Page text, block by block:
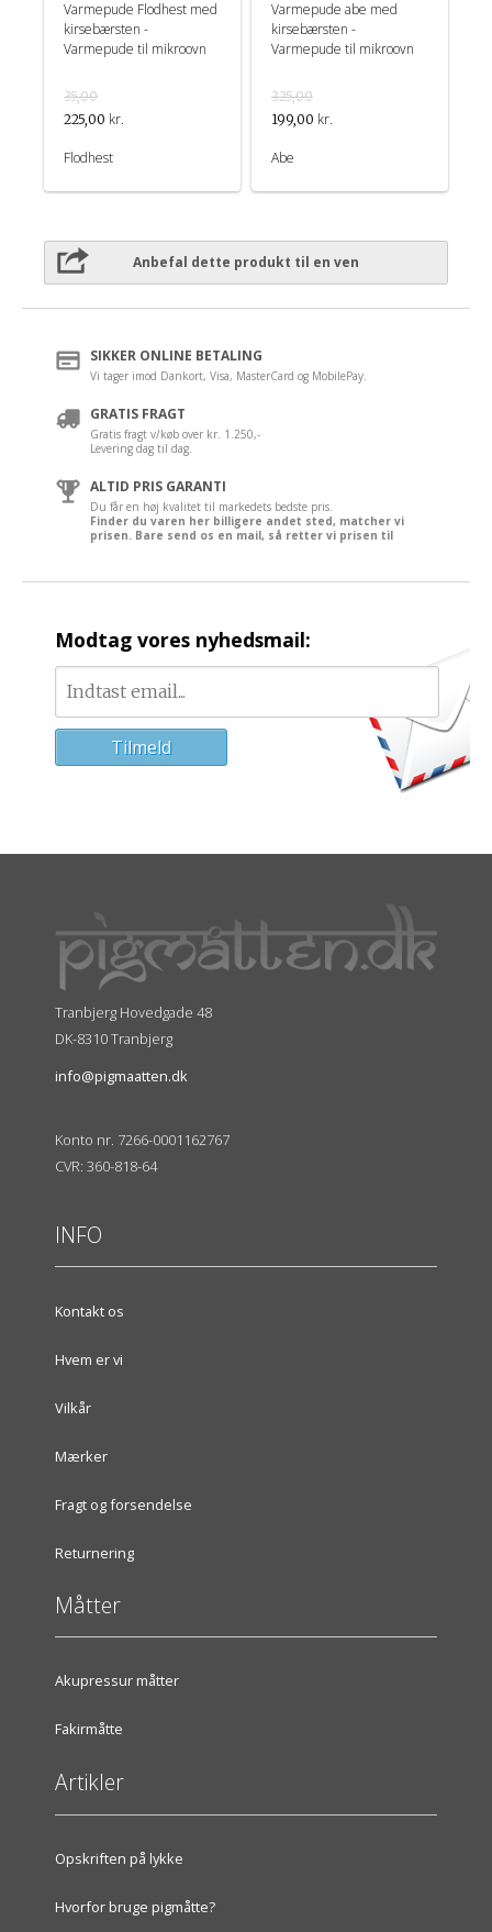
Varmepude Flodhest med
kirsebærsten -
Varmepude til mikroovn
35,00
225,00 kr.
Flodhest
Varmepude abe med
kirsebærsten -
Varmepude til mikroovn
325,00
199,00 kr.
Abe
Anbefal dette produkt til en ven
SIKKER ONLINE BETALING
Vi tager imod Dankort, Visa, MasterCard og MobilePay.
GRATIS FRAGT
Gratis fragt v/køb over kr. 1.250,-
Levering dag til dag.
ALTID PRIS GARANTI
Du får en høj kvalitet til markedets bedste pris.
Finder du varen her billigere andet sted, matcher vi
prisen. Bare send os en mail, så retter vi prisen til
Modtag vores nyhedsmail:
Tranbjerg Hovedgade 48
DK-8310 Tranbjerg
info@pigmaatten.dk
Konto nr. 7266-0001162767
CVR: 360-818-64
INFO
Kontakt os
Hvem er vi
Vilkår
Mærker
Fragt og forsendelse
Returnering
Måtter
Akupressur måtter
Fakirmåtte
Artikler
Opskriften på lykke
Hvorfor bruge pigmåtte?